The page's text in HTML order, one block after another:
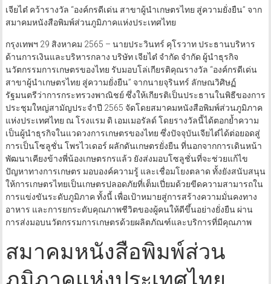
เจียไต๋ คว้ารางวัล “องค์กรดีเด่น สาขาผู้นำเกษตรไทย สู่ความยั่งยืน” จาก
สมาคมหนังสือพิมพ์ส่วนภูมิภาคแห่งประเทศไทย
กรุงเทพฯ 29 สิงหาคม 2565 – นายประวินทร์ คุโรวาท ประธานบริหาร
ด้านการเงินและบริหารกลาง บริษัท เจียไต๋ จำกัด จำกัด ผู้นำธุรกิจ
นวัตกรรมการเกษตรของไทย รับมอบโล่เกียรติคุณรางวัล “องค์กรดีเด่น
สาขาผู้นำเกษตรไทย สู่ความยั่งยืน” จากนายจุรินทร์ ลักษณวิศิษฏ์
รัฐมนตรีว่าการกระทรวงพาณิชย์ ซึ่งให้เกียรติเป็นประธานในพิธีของการ
ประชุมใหญ่สามัญประจำปี 2565 จัดโดยสมาคมหนังสือพิมพ์ส่วนภูมิภาค
แห่งประเทศไทย ณ โรงแรม ดิ เอมเมอรัลด์ โดยรางวัลนี้ได้ตอกย้ำความ
เป็นผู้นำธุรกิจในแวดวงการเกษตรของไทย ซึ่งปัจจุบันเจียไต๋ได้ต่อยอดสู่
การเป็นโซลูชั่น โพรไวเดอร์ ผลักดันเกษตรยั่งยืน ที่นอกจากการเดินหน้า
พัฒนาเคียงข้างพี่น้องเกษตรกรแล้ว ยังส่งมอบโซลูชั่นที่จะช่วยแก้ไข
ปัญหาทางการเกษตร มอบองค์ความรู้ และเชื่อมโยงตลาด ทั้งยังสนับสนุน
ให้การเกษตรไทยเป็นเกษตรปลอดภัยที่เต็มเปี่ยมด้วยขีดความสามารถใน
การแข่งขันระดับภูมิภาค ทั้งนี้ เพื่อเป้าหมายสู่การสร้างความมั่นคงทาง
อาหาร และการยกระดับคุณภาพชีวิตของผู้คนให้ดีขึ้นอย่างยั่งยืน ผ่าน
การส่งมอบนวัตกรรมการเกษตรด้วยผลิตภัณฑ์และบริการที่มีคุณภาพ
สมาคมหนังสือพิมพ์ส่วน